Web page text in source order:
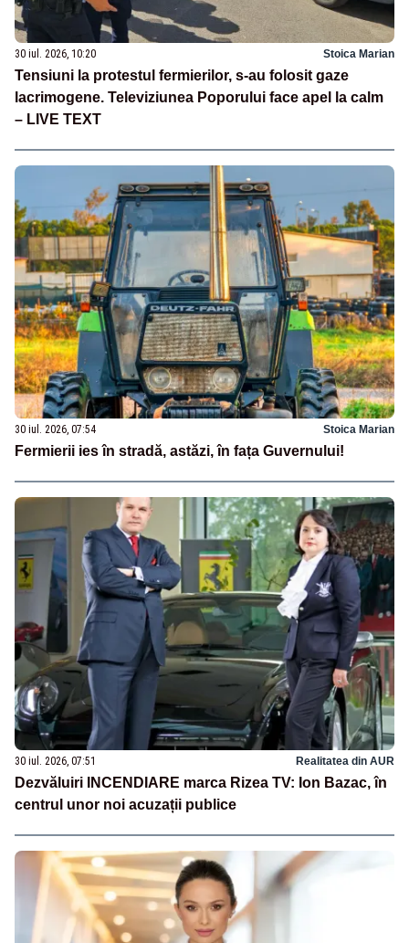
30 iul. 2026, 10:20 Stoica Marian
Tensiuni la protestul fermierilor, s-au folosit gaze
lacrimogene. Televiziunea Poporului face apel la calm
– LIVE TEXT
30 iul. 2026, 07:54 Stoica Marian
Fermierii ies în stradă, astăzi, în fața Guvernului!
30 iul. 2026, 07:51 Realitatea din AUR
Dezvăluiri INCENDIARE marca Rizea TV: Ion Bazac, în
centrul unor noi acuzații publice